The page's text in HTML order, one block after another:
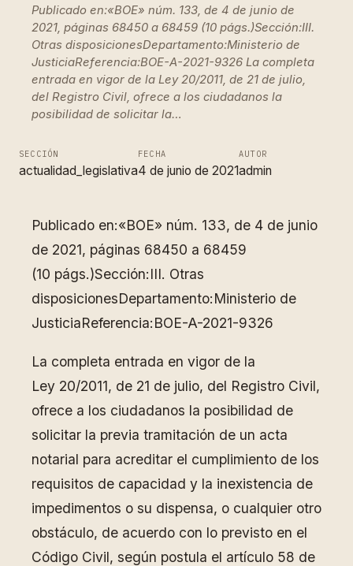
Publicado en:«BOE» núm. 133, de 4 de junio de
2021, páginas 68450 a 68459 (10 págs.)Sección:III.
Otras disposicionesDepartamento:Ministerio de
JusticiaReferencia:BOE-A-2021-9326 La completa
entrada en vigor de la Ley 20/2011, de 21 de julio,
del Registro Civil, ofrece a los ciudadanos la
posibilidad de solicitar la…
SECCIÓN
actualidad_legislativa
FECHA
4 de junio de 2021
AUTOR
admin
Publicado en:«BOE» núm. 133, de 4 de junio
de 2021, páginas 68450 a 68459
(10 págs.)Sección:III. Otras
disposicionesDepartamento:Ministerio de
JusticiaReferencia:BOE-A-2021-9326
La completa entrada en vigor de la
Ley 20/2011, de 21 de julio, del Registro Civil,
ofrece a los ciudadanos la posibilidad de
solicitar la previa tramitación de un acta
notarial para acreditar el cumplimiento de los
requisitos de capacidad y la inexistencia de
impedimentos o su dispensa, o cualquier otro
obstáculo, de acuerdo con lo previsto en el
Código Civil, según postula el artículo 58 de